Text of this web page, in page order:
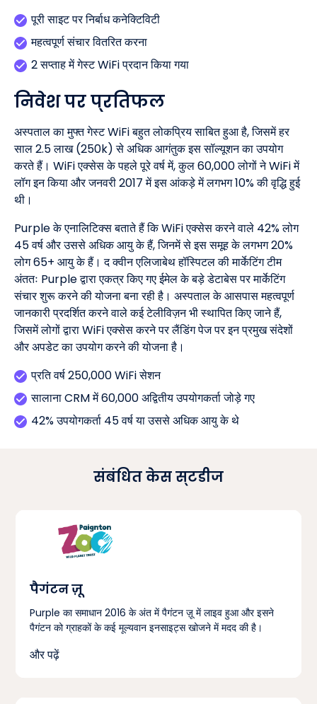
पूरी साइट पर निर्बाध कनेक्टिविटी
महत्वपूर्ण संचार वितरित करना
2 सप्ताह में गेस्ट WiFi प्रदान किया गया
निवेश पर प्रतिफल
अस्पताल का मुफ्त गेस्ट WiFi बहुत लोकप्रिय साबित हुआ है, जिसमें हर
साल 2.5 लाख (250k) से अधिक आगंतुक इस सॉल्यूशन का उपयोग
करते हैं। WiFi एक्सेस के पहले पूरे वर्ष में, कुल 60,000 लोगों ने WiFi में
लॉग इन किया और जनवरी 2017 में इस आंकड़े में लगभग 10% की वृद्धि हुई
थी।
Purple के एनालिटिक्स बताते हैं कि WiFi एक्सेस करने वाले 42% लोग
45 वर्ष और उससे अधिक आयु के हैं, जिनमें से इस समूह के लगभग 20%
लोग 65+ आयु के हैं। द क्वीन एलिजाबेथ हॉस्पिटल की मार्केटिंग टीम
अंततः Purple द्वारा एकत्र किए गए ईमेल के बड़े डेटाबेस पर मार्केटिंग
संचार शुरू करने की योजना बना रही है। अस्पताल के आसपास महत्वपूर्ण
जानकारी प्रदर्शित करने वाले कई टेलीविज़न भी स्थापित किए जाने हैं,
जिसमें लोगों द्वारा WiFi एक्सेस करने पर लैंडिंग पेज पर इन प्रमुख संदेशों
और अपडेट का उपयोग करने की योजना है।
प्रति वर्ष 250,000 WiFi सेशन
सालाना CRM में 60,000 अद्वितीय उपयोगकर्ता जोड़े गए
42% उपयोगकर्ता 45 वर्ष या उससे अधिक आयु के थे
संबंधित केस स्टडीज
पैगंटन ज़ू
Purple का समाधान 2016 के अंत में पैगंटन ज़ू में लाइव हुआ और इसने
पैगंटन को ग्राहकों के कई मूल्यवान इनसाइट्स खोजने में मदद की है।
और पढ़ें